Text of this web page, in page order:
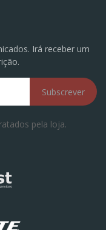
Irá receber um
Subscrever
pela loja.